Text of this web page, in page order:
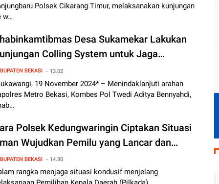
Polsek Cikarang Timur, melaksanakan kunjungan
w…
Desa Sukamekar Lakukan
Colling System untuk Jaga
Pilkada 2024
BEKASI 13.02
19 November 2024* – Menindaklanjuti arahan
Metro Bekasi, Kombes Pol Twedi Aditya Bennyahdi,
Polsek Kedungwaringin Ciptakan Situasi
Wujudkan Pemilu yang Lancar dan
Dengan Cooling System
BEKASI 14.30
rangka menjaga situasi kondusif menjelang